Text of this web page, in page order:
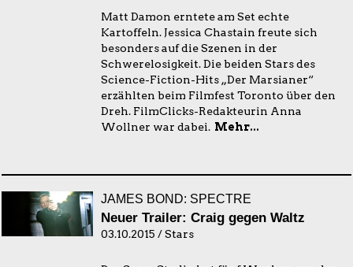
Matt Damon erntete am Set echte
Kartoffeln. Jessica Chastain freute sich
besonders auf die Szenen in der
Schwerelosigkeit. Die beiden Stars des
Science-Fiction-Hits „Der Marsianer“
erzählten beim Filmfest Toronto über den
Dreh. FilmClicks-Redakteurin Anna
Wollner war dabei. Mehr...
JAMES BOND: SPECTRE
Neuer Trailer: Craig gegen Waltz
03.10.2015 / Stars